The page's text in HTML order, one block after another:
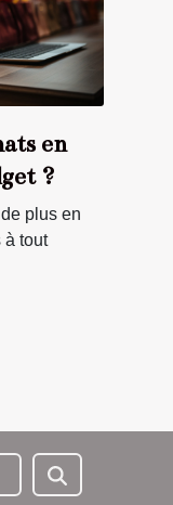
en
?
plus en
à tout